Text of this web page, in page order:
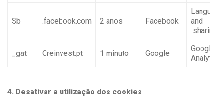
Sb .facebook.com 2 anos Facebook
and
sharing
_gat Creinvest.pt 1 minuto Google
Google
4. Desativar a utilização dos cookies